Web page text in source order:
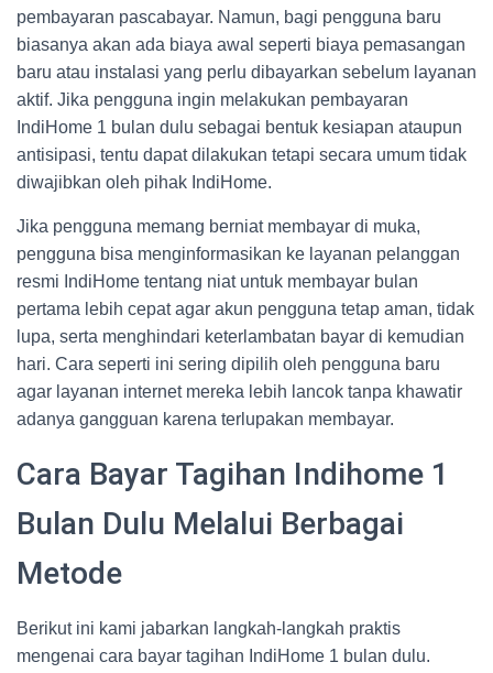
pembayaran pascabayar. Namun, bagi pengguna baru
biasanya akan ada biaya awal seperti biaya pemasangan
baru atau instalasi yang perlu dibayarkan sebelum layanan
aktif. Jika pengguna ingin melakukan pembayaran
IndiHome 1 bulan dulu sebagai bentuk kesiapan ataupun
antisipasi, tentu dapat dilakukan tetapi secara umum tidak
diwajibkan oleh pihak IndiHome.
Jika pengguna memang berniat membayar di muka,
pengguna bisa menginformasikan ke layanan pelanggan
resmi IndiHome tentang niat untuk membayar bulan
pertama lebih cepat agar akun pengguna tetap aman, tidak
lupa, serta menghindari keterlambatan bayar di kemudian
hari. Cara seperti ini sering dipilih oleh pengguna baru
agar layanan internet mereka lebih lancok tanpa khawatir
adanya gangguan karena terlupakan membayar.
Cara Bayar Tagihan Indihome 1
Bulan Dulu Melalui Berbagai
Metode
Berikut ini kami jabarkan langkah-langkah praktis
mengenai cara bayar tagihan IndiHome 1 bulan dulu.